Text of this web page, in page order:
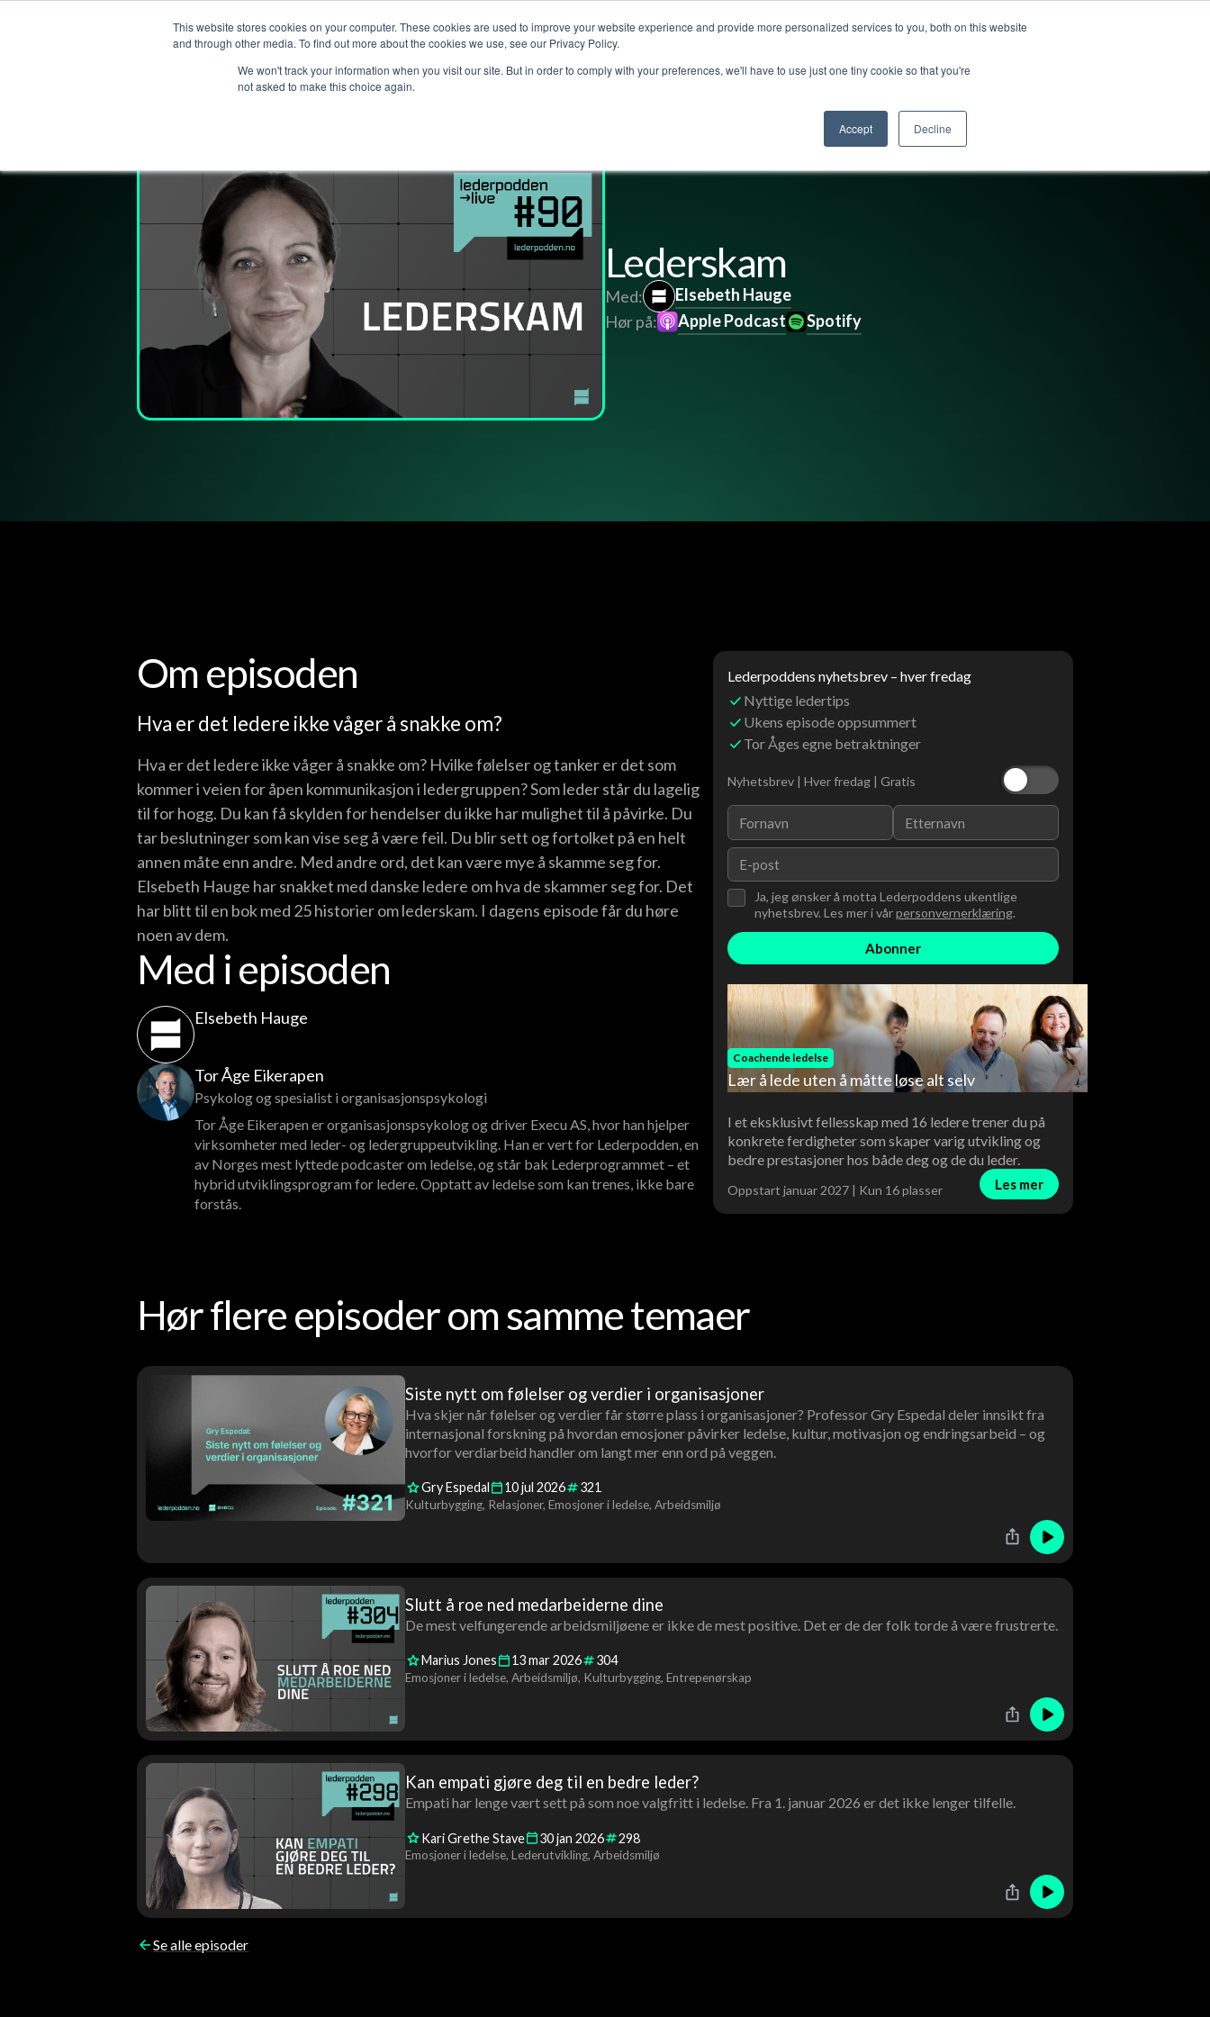
This website stores cookies on your computer. These cookies are used to improve your website experience and provide more personalized services to you, both on this website
and through other media. To find out more about the cookies we use, see our Privacy Policy.
We won't track your information when you visit our site. But in order to comply with your preferences, we'll have to use just one tiny cookie so that you're
not asked to make this choice again.
Accept Decline
Tjenester Kundehistorier Lederpodden Om oss Logg inn Kontakt oss
Lederskam
Med:
Elsebeth Hauge
Hør på:
Apple Podcast Spotify
Om episoden
Hva er det ledere ikke våger å snakke om?
Hva er det ledere ikke våger å snakke om? Hvilke følelser og tanker er det som
kommer i veien for åpen kommunikasjon i ledergruppen? Som leder står du lagelig
til for hogg. Du kan få skylden for hendelser du ikke har mulighet til å påvirke. Du
tar beslutninger som kan vise seg å være feil. Du blir sett og fortolket på en helt
annen måte enn andre. Med andre ord, det kan være mye å skamme seg for.
Elsebeth Hauge har snakket med danske ledere om hva de skammer seg for. Det
har blitt til en bok med 25 historier om lederskam. I dagens episode får du høre
noen av dem.
Med i episoden
Elsebeth Hauge
Tor Åge Eikerapen
Psykolog og spesialist i organisasjonspsykologi
Tor Åge Eikerapen er organisasjonspsykolog og driver Execu AS, hvor han hjelper
virksomheter med leder- og ledergruppeutvikling. Han er vert for Lederpodden, en
av Norges mest lyttede podcaster om ledelse, og står bak Lederprogrammet – et
hybrid utviklingsprogram for ledere. Opptatt av ledelse som kan trenes, ikke bare
forstås.
Lederpoddens nyhetsbrev – hver fredag
Nyttige ledertips
Ukens episode oppsummert
Tor Åges egne betraktninger
Nyhetsbrev | Hver fredag | Gratis
Ja, jeg ønsker å motta Lederpoddens ukentlige
nyhetsbrev. Les mer i vårpersonvernerklæring.
Coachende ledelse
Lær å lede uten å måtte løse alt selv
I et eksklusivt fellesskap med 16 ledere trener du på
konkrete ferdigheter som skaper varig utvikling og
bedre prestasjoner hos både deg og de du leder.
Oppstart januar 2027 | Kun 16 plasser Les mer
Hør flere episoder om samme temaer
Siste nytt om følelser og verdier i organisasjoner
Hva skjer når følelser og verdier får større plass i organisasjoner? Professor Gry Espedal deler innsikt fra
internasjonal forskning på hvordan emosjoner påvirker ledelse, kultur, motivasjon og endringsarbeid – og
hvorfor verdiarbeid handler om langt mer enn ord på veggen.
Gry Espedal 10jul 2026 321
Kulturbygging Relasjoner Emosjoner i ledelse Arbeidsmiljø
Slutt å roe ned medarbeiderne dine
De mest velfungerende arbeidsmiljøene er ikke de mest positive. Det er de der folk torde å være frustrerte.
Marius Jones 13mar2026 304
Emosjoner i ledelse Arbeidsmiljø Kulturbygging Entrepenørskap
Kan empati gjøre deg til en bedre leder?
Empati har lenge vært sett på som noe valgfritt i ledelse. Fra 1. januar 2026 er det ikke lenger tilfelle.
Kari Grethe Stave 30jan 2026 298
Emosjoner i ledelse Lederutvikling Arbeidsmiljø
Se alle episoder